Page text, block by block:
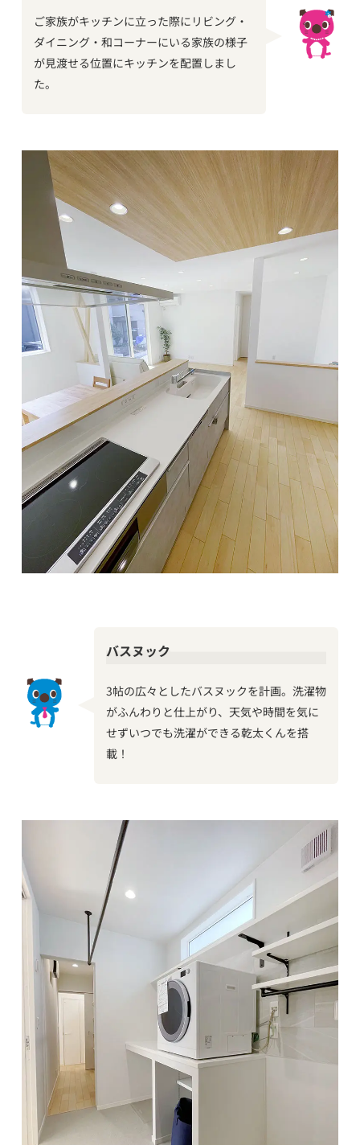
ご家族がキッチンに立った際にリビング・
ダイニング・和コーナーにいる家族の様子
が見渡せる位置にキッチンを配置しまし
た。
バスヌック
3帖の広々としたバスヌックを計画。洗濯物
がふんわりと仕上がり、天気や時間を気に
せずいつでも洗濯ができる乾太くんを搭
載！